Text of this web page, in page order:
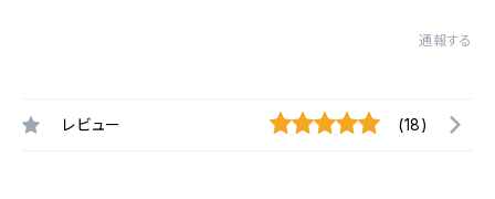
通報する
レビュー (18)